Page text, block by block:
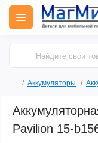
Аккумуляторы
Pavilion 15-